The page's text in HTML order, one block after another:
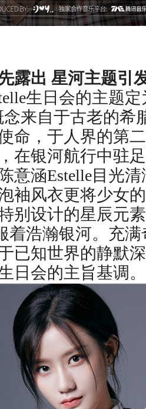
露出 星河主题引
生日会的主题定
念来自于古老的
命，于人界的第
在银河航行中驻
意涵Estelle目光
袖风衣更将少女
别设计的星辰元
着浩瀚银河。充
已知世界的静默
日会的主旨基调。